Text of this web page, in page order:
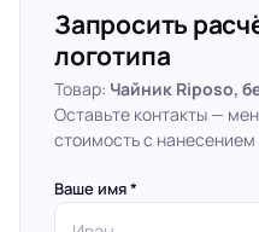
Запросить
логотипа
Товар: Чайник Riposo,
Оставьте контакты —
стоимость с
Ваше имя *